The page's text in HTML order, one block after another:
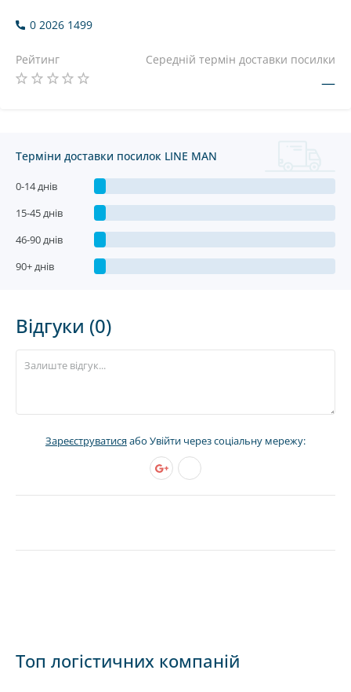
0 2026 1499
Рейтинг Середній термін доставки посилки
—
Терміни доставки посилок LINE MAN
0-14 днів
15-45 днів
46-90 днів
90+ днів
Відгуки (0)
Зареєструватисяабо Увійти через соціальну мережу:
Топ логістичних компаній